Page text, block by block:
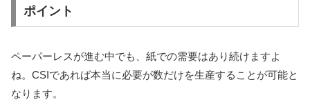
ポイント
ペーパーレスが進む中でも、紙での需要はあり続けますよ
ね。CSIであれば本当に必要が数だけを生産することが可能と
なります。